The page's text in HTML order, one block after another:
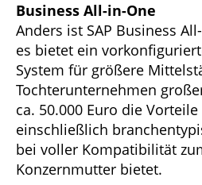
Business All-in-One
Anders ist SAP Business
es bietet ein
System für größere
Tochterunternehmen
ca. 50.000 Euro die Vorteile
einschließlich
bei voller Kompatibilität
Konzernmutter bietet.